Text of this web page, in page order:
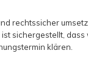
rechtssicher
sichergestellt,
klären.